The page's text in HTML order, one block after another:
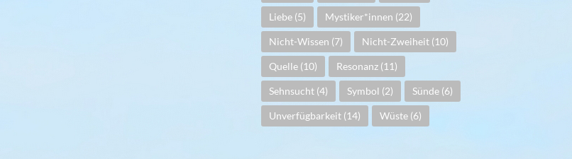
Liebe (5) Mystiker*innen (22)
Nicht-Wissen (7) Nicht-Zweiheit (10)
Quelle (10) Resonanz (11)
Sehnsucht (4) Symbol (2) Sünde (6)
Unverfügbarkeit (14) Wüste (6)